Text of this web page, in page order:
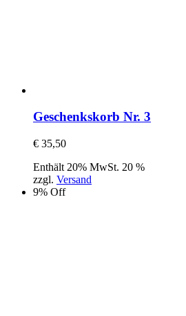
Geschenkskorb Nr. 3
€ 35,50
Enthält 20% MwSt. 20 %
zzgl. Versand
9% Off